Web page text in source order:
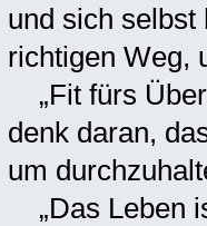
und sich selbst
richtigen Weg,
„Fit fürs
denk daran,
um
„Das Leben